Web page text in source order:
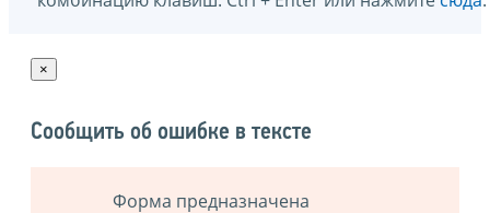
×
Сообщить об ошибке в тексте
Форма предназначена